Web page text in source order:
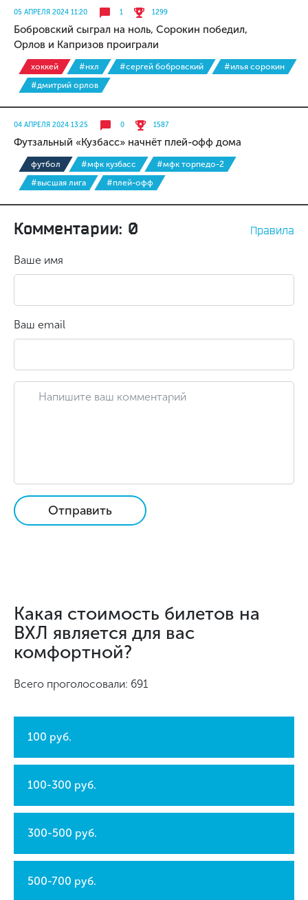
05 АПРЕЛЯ 2024 11:20 1 1299
Бобровский сыграл на ноль, Сорокин победил,
Орлов и Капризов проиграли
хоккей #нхл #сергей бобровский
#илья сорокин
#дмитрий орлов
04 АПРЕЛЯ 2024 13:25 0 1587
Футзальный «Кузбасс» начнёт плей-офф дома
футбол #мфк кузбасс
#мфк торпедо-2
#высшая лига
#плей-офф
Комментарии: 0 Правила
Ваше имя
Ваш email
Отправить
Какая стоимость билетов на
ВХЛ является для вас
комфортной?
Всего проголосовали: 691
100 руб.
100-300 руб.
300-500 руб.
500-700 руб.